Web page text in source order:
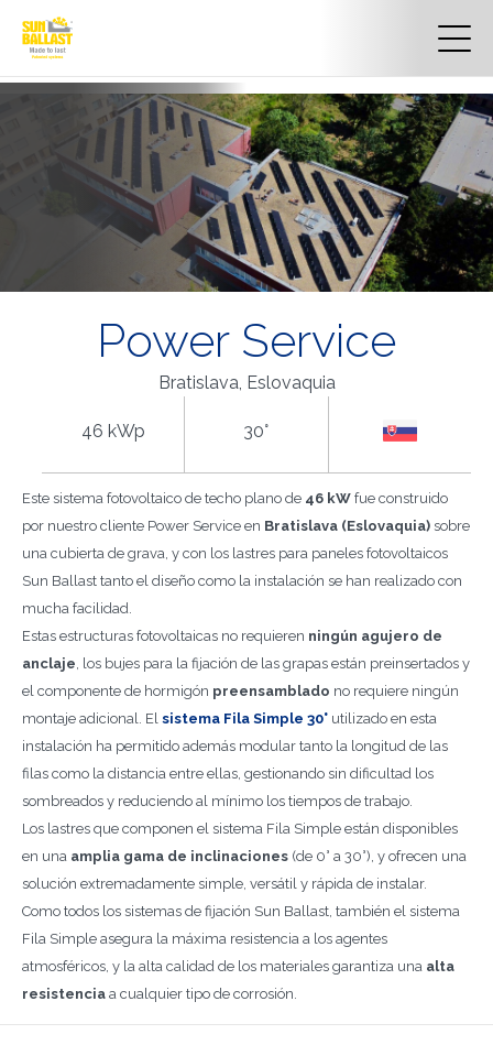
Power Service
Bratislava, Eslovaquia
46 kWp 30°
Este sistema fotovoltaico de techo plano de 46 kW fue construido
por nuestro cliente Power Service en Bratislava (Eslovaquia) sobre
una cubierta de grava, y con los lastres para paneles fotovoltaicos
Sun Ballast tanto el diseño como la instalación se han realizado con
mucha facilidad.
Estas estructuras fotovoltaicas no requieren ningún agujero de
anclaje, los bujes para la fijación de las grapas están preinsertados y
el componente de hormigón preensamblado no requiere ningún
montaje adicional. El sistema Fila Simple 30° utilizado en esta
instalación ha permitido además modular tanto la longitud de las
filas como la distancia entre ellas, gestionando sin dificultad los
sombreados y reduciendo al mínimo los tiempos de trabajo.
Los lastres que componen el sistema Fila Simple están disponibles
en una amplia gama de inclinaciones (de 0° a 30°), y ofrecen una
solución extremadamente simple, versátil y rápida de instalar.
Como todos los sistemas de fijación Sun Ballast, también el sistema
Fila Simple asegura la máxima resistencia a los agentes
atmosféricos, y la alta calidad de los materiales garantiza una alta
resistencia a cualquier tipo de corrosión.